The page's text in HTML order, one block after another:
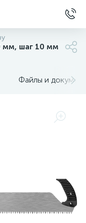
мм, шаг 10 мм
Файлы и